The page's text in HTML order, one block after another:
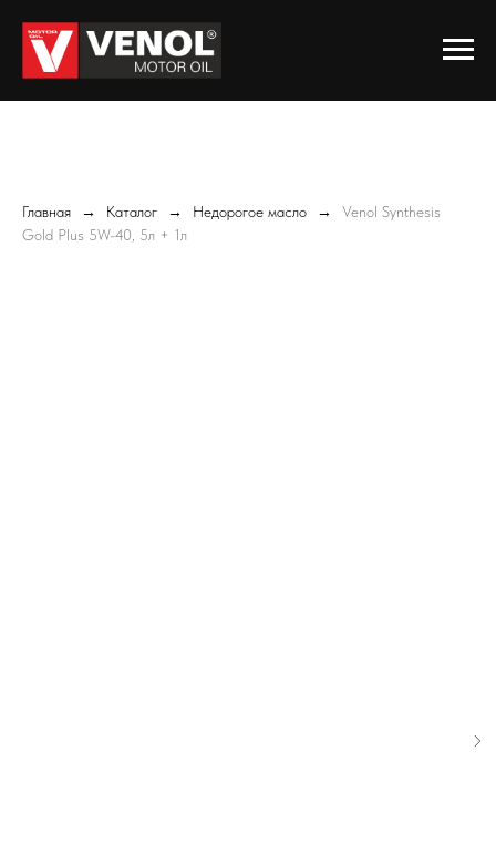
Главная Каталог Недорогое масло
Venol Synthesis
Gold Plus 5W-40, 5л + 1л